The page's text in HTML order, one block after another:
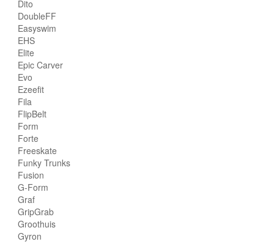
Dito
DoubleFF
Easyswim
EHS
Elite
Epic Carver
Evo
Ezeefit
Fila
FlipBelt
Form
Forte
Freeskate
Funky Trunks
Fusion
G-Form
Graf
GripGrab
Groothuis
Gyron